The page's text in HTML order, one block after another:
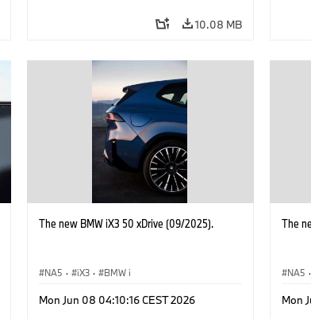
10.08 MB
The new BMW iX3 50 xDrive (09/2025).
NA5 · iX3 · BMW i
Mon Jun 08 04:10:16 CEST 2026
The
NA5 ·
Mon